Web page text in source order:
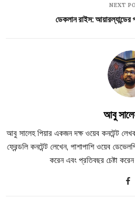
NEXT
ডেকলান রাইস: আয়ারল্যান্ডের
আবু
আবু সালেহ পিয়ার একজন দক্ষ ওয়েব কনটেন্ট
ফ্রেন্ডলি কনটেন্ট লেখেন, পাশাপাশি ওয়েব
করেন এবং প্রতিবছর চেষ্টা